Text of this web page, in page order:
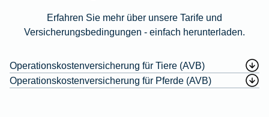
Erfahren Sie mehr über unsere Tarife und
Versicherungsbedingungen - einfach herunterladen.
Operationskostenversicherung für Tiere (AVB)
Operationskostenversicherung für Pferde (AVB)